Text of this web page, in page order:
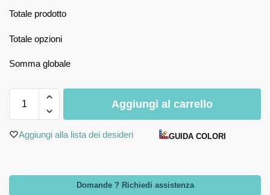
Totale prodotto
Totale opzioni
Somma globale
Aggiungi al carrello
Aggiungi alla lista dei desideri GUIDA COLORI
Domande ? Richiedi assistenza